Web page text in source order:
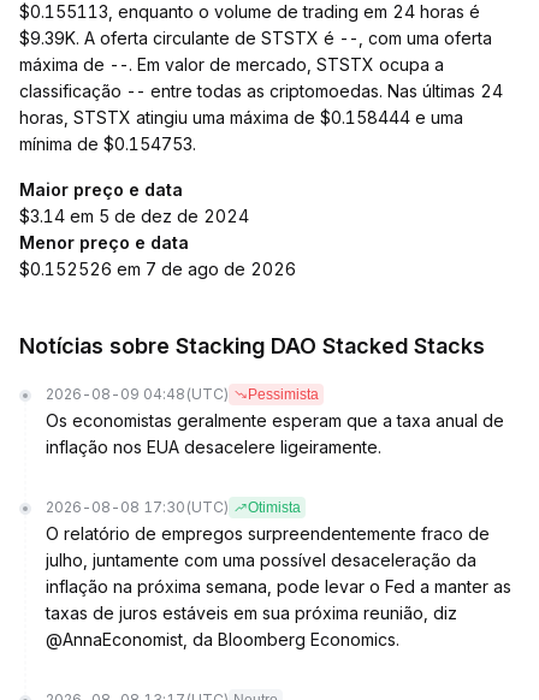
$0.155113, enquanto o volume de trading em 24 horas é
$9.39K. A oferta circulante de STSTX é --, com uma oferta
máxima de --. Em valor de mercado, STSTX ocupa a
classificação -- entre todas as criptomoedas. Nas últimas 24
horas, STSTX atingiu uma máxima de $0.158444 e uma
mínima de $0.154753.
Maior preço e data
$3.14 em 5 de dez de 2024
Menor preço e data
$0.152526 em 7 de ago de 2026
Notícias sobre Stacking DAO Stacked Stacks
2026-08-09 04:48 (UTC) Pessimista
Os economistas geralmente esperam que a taxa anual de
inflação nos EUA desacelere ligeiramente.
2026-08-08 17:30 (UTC) Otimista
O relatório de empregos surpreendentemente fraco de
julho, juntamente com uma possível desaceleração da
inflação na próxima semana, pode levar o Fed a manter as
taxas de juros estáveis em sua próxima reunião, diz
@AnnaEconomist, da Bloomberg Economics.